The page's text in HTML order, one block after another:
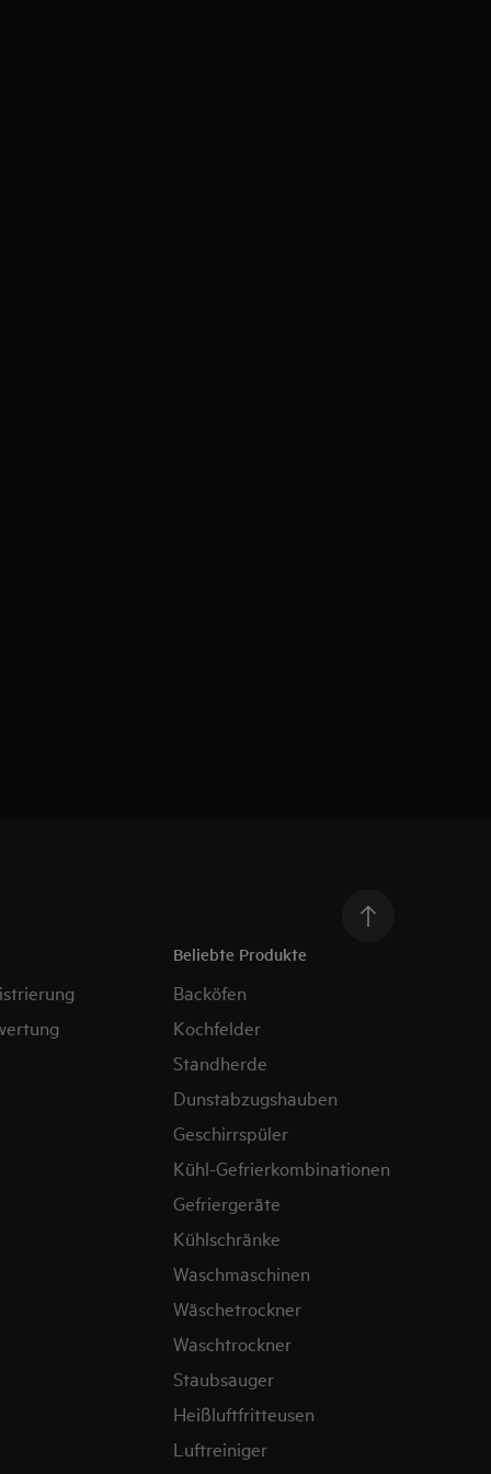
Beliebte Produkte
Backöfen
Kochfelder
Standherde
Dunstabzugshauben
Geschirrspüler
Kühl-Gefrierkombinationen
Gefriergeräte
Kühlschränke
Waschmaschinen
Wäschetrockner
Waschtrockner
Staubsauger
Heißluftfritteusen
Luftreiniger